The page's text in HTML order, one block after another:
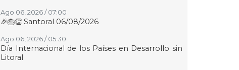
Ago 06, 2026 / 07:00
🎉🎂👏 Santoral 06/08/2026
Ago 06, 2026 / 05:30
Día Internacional de los Países en Desarrollo sin
Litoral